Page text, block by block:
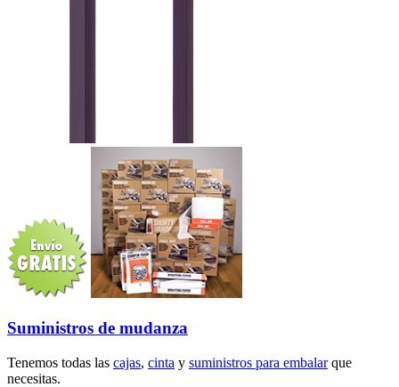
Suministros de mudanza
Tenemos todas las cajas, cinta y suministros para embalarque
necesitas.